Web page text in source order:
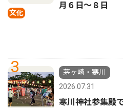
文化
月６日〜８日
3
茅ヶ崎・寒川
2026.07.31
寒川神社参集殿